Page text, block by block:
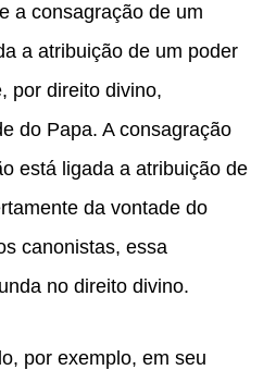
a consagração de um
a atribuição de um poder
por direito divino,
do Papa. A consagração
está ligada a atribuição de
da vontade do
canonistas, essa
no direito divino.
por exemplo, em seu